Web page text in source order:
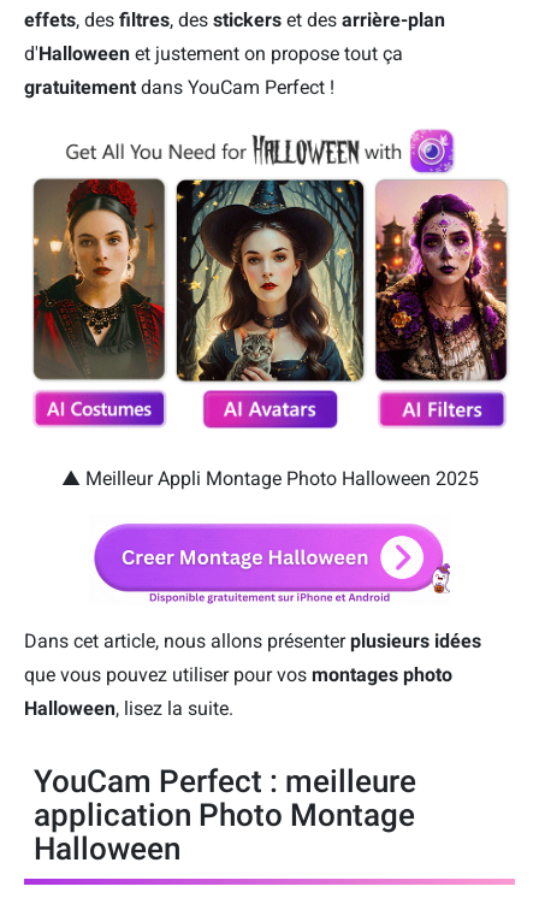
effets, des filtres, des stickers et des arrière-plan
d'Halloween et justement on propose tout ça
gratuitement dans YouCam Perfect !
▲ Meilleur Appli Montage Photo Halloween 2025
Dans cet article, nous allons présenterplusieurs idées
que vous pouvez utiliser pour vos montages photo
Halloween, lisez la suite.
YouCam Perfect : meilleure
application Photo Montage
Halloween